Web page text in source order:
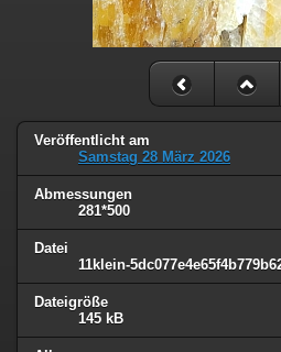
Veröffentlicht am
Samstag 28 März 2026
Abmessungen
281*500
Datei
11klein-
Dateigröße
145 kB